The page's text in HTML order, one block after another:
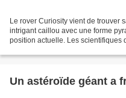
Le rover Curiosity vient de trouver
intrigant caillou avec une forme
position actuelle. Les scientifiques
Un astéroïde géant a